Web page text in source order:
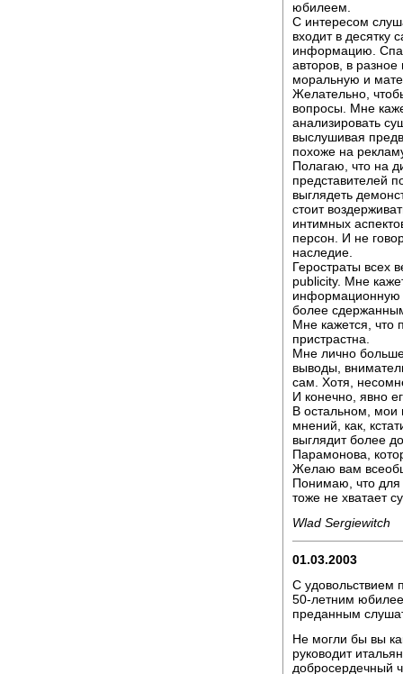
юбилеем.
С интересом
входит в десятку
информацию.
авторов, в
моральную и
Желательно,
вопросы. Мне
анализировать
выслушивая
похоже на
Полагаю, что на
представителей
выглядеть
стоит
интимных
персон. И не
наследие.
Геростраты всех
publicity. Мне
информационную
более
Мне кажется, что
пристрастна.
Мне лично
выводы,
сам. Хотя,
И конечно, явно
В остальном, мои
мнений, как,
выглядит более
Парамонова,
Желаю вам
Понимаю, что
тоже не хватает
Wlad Sergiewitch
01.03.2003
С удовольствием
50-летним
преданным
Не могли бы вы
руководит
добросердечный